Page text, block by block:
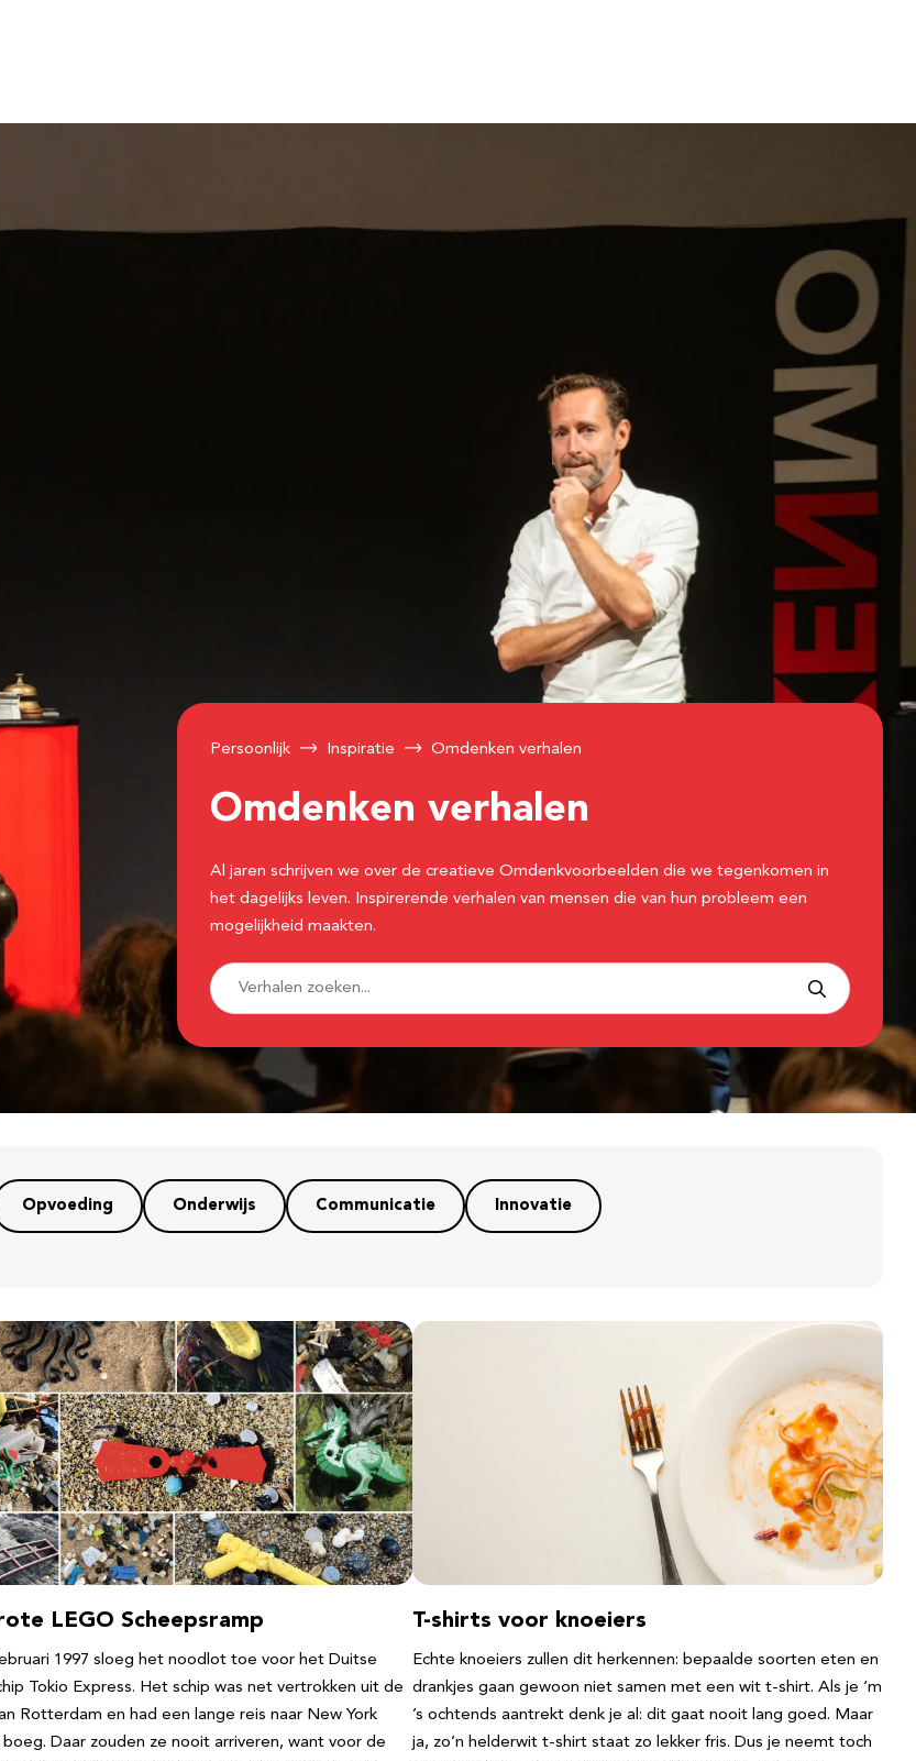
Persoonlijk Inspiratie Omdenken verhalen
Omdenken verhalen
Al jaren schrijven we over de creatieve Omdenkvoorbeelden die we tegenkomen in
het dagelijks leven. Inspirerende verhalen van mensen die van hun probleem een
mogelijkheid maakten.
Opvoeding Onderwijs Communicatie Innovatie
LEGO Scheepsramp
1997 sloeg het noodlot toe voor het Duitse
Tokio Express. Het schip was net vertrokken uit de
Rotterdam en had een lange reis naar New York
Daar zouden ze nooit arriveren, want voor de
T-shirts voor knoeiers
Echte knoeiers zullen dit herkennen: bepaalde soorten eten en
drankjes gaan gewoon niet samen met een wit t-shirt. Als je ‘m
’s ochtends aantrekt denk je al: dit gaat nooit lang goed. Maar
ja, zo’n helderwit t-shirt staat zo lekker fris. Dus je neemt toch